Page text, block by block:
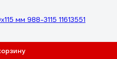
мм 988-3115 11613551